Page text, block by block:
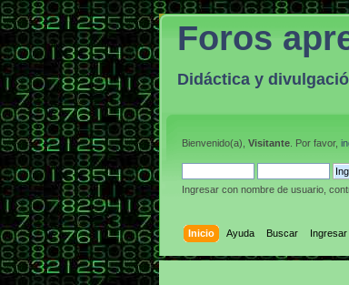
Foros
Didáctica y
Bienvenido(a), Visitante . Por favor,
Ingresar con nombre de usuario,
Inicio Ayuda Buscar Ingresar